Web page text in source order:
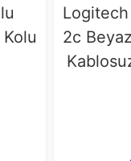
Logitech
2c